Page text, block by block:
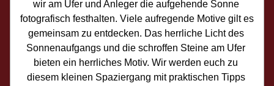
wir am Ufer und Anleger die aufgehende Sonne
fotografisch festhalten. Viele aufregende Motive gilt es
gemeinsam zu entdecken. Das herrliche Licht des
Sonnenaufgangs und die schroffen Steine am Ufer
bieten ein herrliches Motiv. Wir werden euch zu
diesem kleinen Spaziergang mit praktischen Tipps